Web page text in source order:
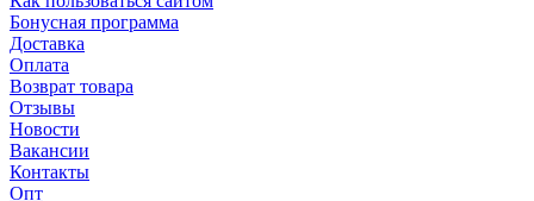
Бонусная программа
Доставка
Оплата
Возврат товара
Отзывы
Новости
Вакансии
Контакты
Опт